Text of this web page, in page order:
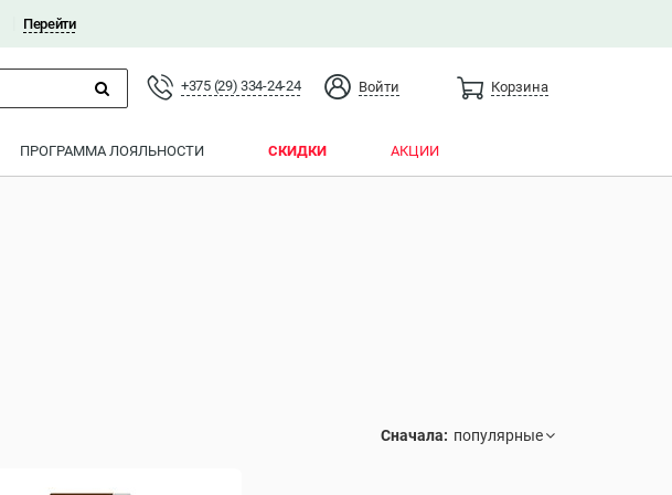
Перейти
+375 (29) 334-24-24 Войти Корзина
ПРОГРАММА ЛОЯЛЬНОСТИ СКИДКИ АКЦИИ
Сначала: